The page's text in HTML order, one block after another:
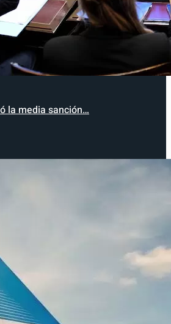
la media sanción…